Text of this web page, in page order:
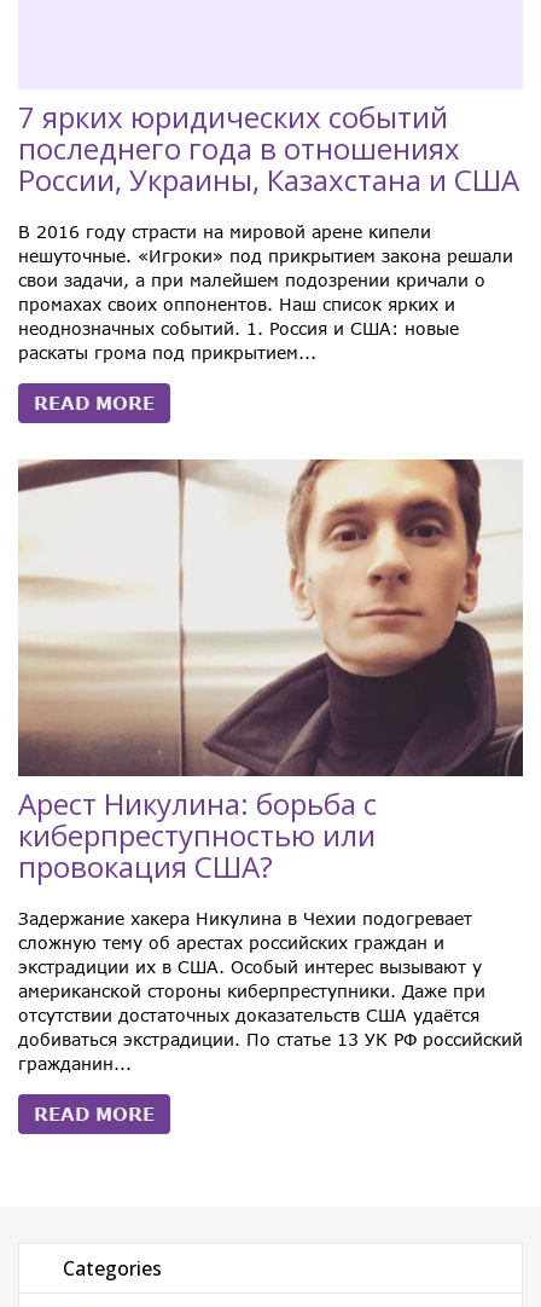
7 ярких юридических событий
последнего года в отношениях
России, Украины, Казахстана и США
В 2016 году страсти на мировой арене кипели
нешуточные. «Игроки» под прикрытием закона решали
свои задачи, а при малейшем подозрении кричали о
промахах своих оппонентов. Наш список ярких и
неоднозначных событий. 1. Россия и США: новые
раскаты грома под прикрытием...
READ MORE
Арест Никулина: борьба с
киберпреступностью или
провокация США?
Задержание хакера Никулина в Чехии подогревает
сложную тему об арестах российских граждан и
экстрадиции их в США. Особый интерес вызывают у
американской стороны киберпреступники. Даже при
отсутствии достаточных доказательств США удаётся
добиваться экстрадиции. По статье 13 УК РФ российский
гражданин...
READ MORE
Categories